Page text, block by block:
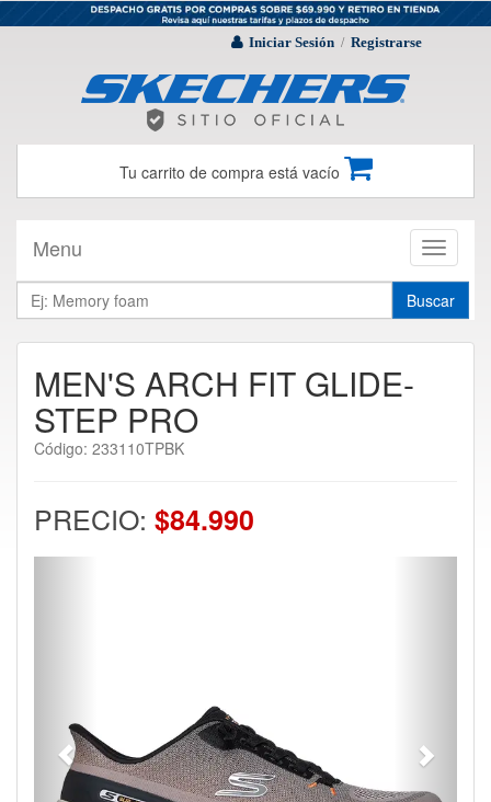
Iniciar Sesión / Registrarse
Tu carrito de compra está vacío
Toggle
Menu
Buscar
MEN'S ARCH FIT GLIDE-
STEP PRO
Código: 233110TPBK
PRECIO: $84.990